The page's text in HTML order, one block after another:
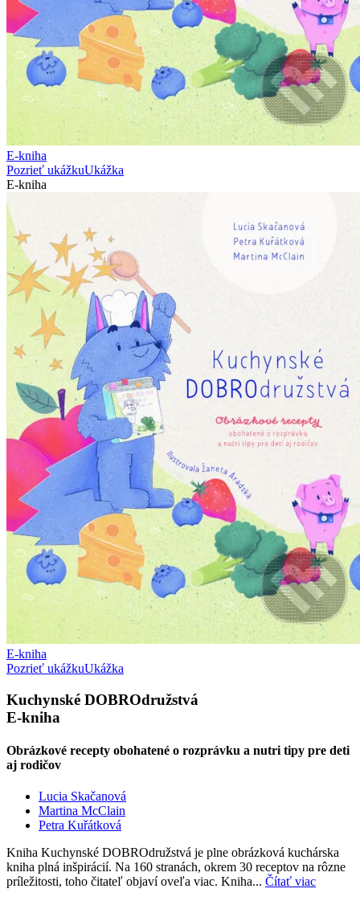
E-kniha
Pozrieť ukážkuUkážka
E-kniha
E-kniha
Pozrieť ukážkuUkážka
Kuchynské DOBROdružstvá
E-kniha
Obrázkové recepty obohatené o rozprávku a nutri tipy pre deti
aj rodičov
Lucia Skačanová
Martina McClain
Petra Kuřátková
Kniha Kuchynské DOBROdružstvá je plne obrázková kuchárska
kniha plná inšpirácií. Na 160 stranách, okrem 30 receptov na rôzne
príležitosti, toho čitateľ objaví oveľa viac. Kniha... Čítať viac